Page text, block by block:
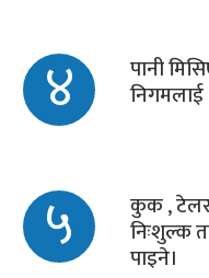
४ पानी
निगमलाई
५ कुक , टेलर
निःशुल्क
पाइने।